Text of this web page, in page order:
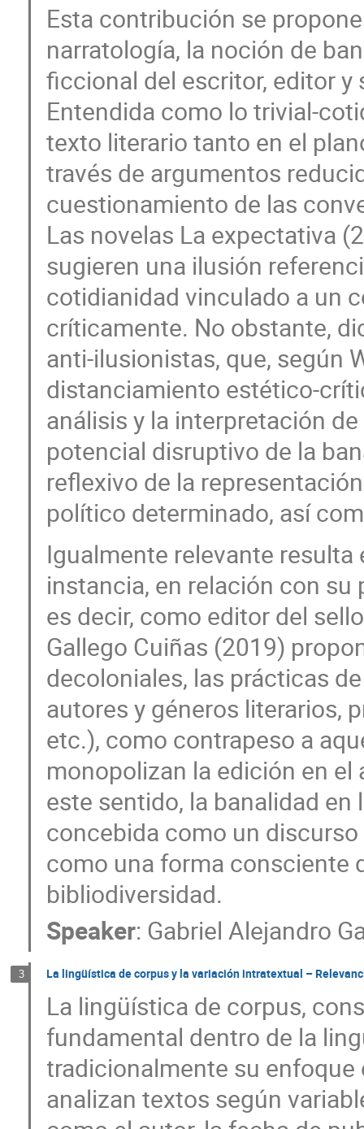
Esta contribución se
narratología, la noción de
ficcional del escritor, editor
Entendida como lo trivial-
texto literario tanto en el
través de argumentos
cuestionamiento de las
Las novelas La expectativa
sugieren una ilusión
cotidianidad vinculado a un
críticamente. No obstante,
anti-ilusionistas, que, según
distanciamiento estético-
análisis y la interpretación
potencial disruptivo de la
reflexivo de la
político determinado, así
Igualmente relevante resulta
instancia, en relación con
es decir, como editor del
Gallego Cuiñas (2019)
decoloniales, las prácticas
autores y géneros literarios,
etc.), como contrapeso a
monopolizan la edición en
este sentido, la banalidad en
concebida como un
como una forma consciente
bibliodiversidad.
Speaker: Gabriel Alejandro
3 La lingüística de corpus y la variación intratextual –
La lingüística de corpus,
fundamental dentro de la
tradicionalmente su enfoque
analizan textos según